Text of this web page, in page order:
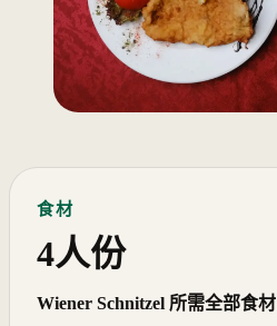
食材
4人份
Wiener Schnitzel 所需全部食材